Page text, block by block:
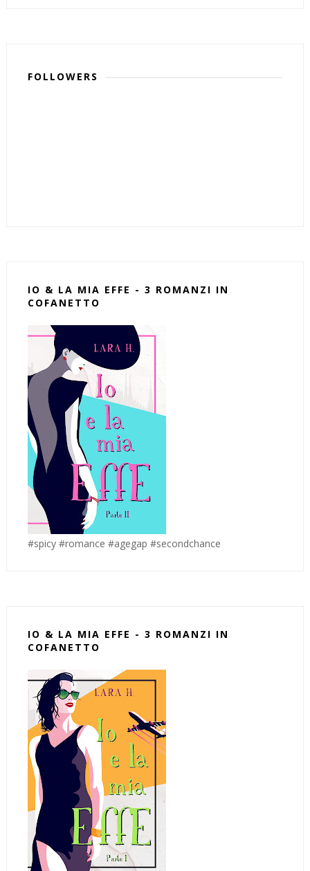
FOLLOWERS
IO & LA MIA EFFE - 3 ROMANZI IN
COFANETTO
#spicy #romance #agegap #secondchance
IO & LA MIA EFFE - 3 ROMANZI IN
COFANETTO